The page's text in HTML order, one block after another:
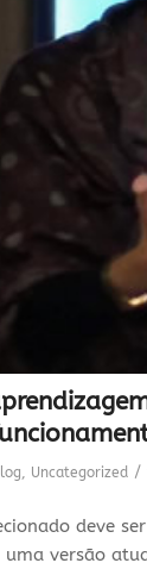
, Uncategorized /
deve
uma versão